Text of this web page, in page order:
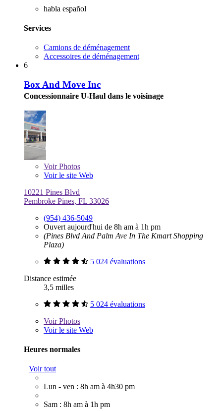
habla español
Services
Camions de déménagement
Accessoires de déménagement
6
Box And Move Inc
Concessionnaire U-Haul dans le voisinage
VoirPhotos
Voir le site Web
10221 Pines Blvd
Pembroke Pines, FL 33026
(954) 436-5049
Ouvert aujourd'hui de 8h am à 1h pm
(Pines Blvd And Palm Ave In The Kmart Shopping
Plaza)
5 024 évaluations
Distance estimée
3,5 milles
5 024 évaluations
VoirPhotos
Voir le site Web
Heures normales
Voir tout
Lun - ven : 8h am à 4h30 pm
Sam : 8h am à 1h pm